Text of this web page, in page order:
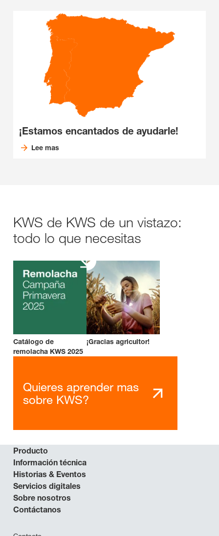
¡Estamos encantados de ayudarle!
Lee mas
KWS de KWS de un vistazo:
todo lo que necesitas
Catálogo de
remolacha KWS 2025
¡Gracias agricultor!
Quieres aprender mas
sobre KWS?
Producto
Información técnica
Historias & Eventos
Servicios digitales
Sobre nosotros
Contáctanos